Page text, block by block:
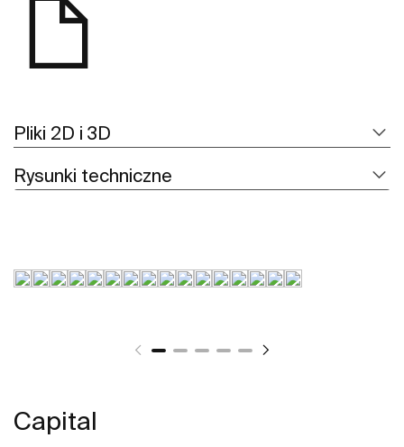
Pliki 2D i 3D
Rysunki techniczne
Capital